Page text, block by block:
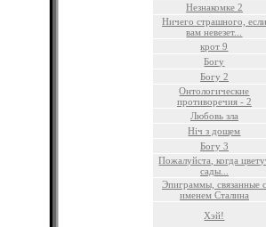
Незнакомке 2
Ничего страшного, если
вам невезет...
крот 9
Богу
Богу 2
Онтологические
противоречия - 2
Любовь зла
Ніч з дощем
Богу 3
Пожалуйста, когда
сады...
Эпиграммы, связанные с
именем Сталина
Хэй!